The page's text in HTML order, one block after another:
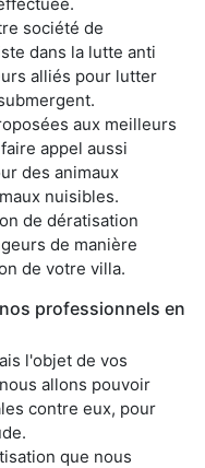
société de
dans la lutte anti
alliés pour lutter
aux meilleurs
appel aussi
des animaux
nuisibles.
de dératisation
de manière
de votre villa.
professionnels en
l'objet de vos
allons pouvoir
contre eux, pour
que nous